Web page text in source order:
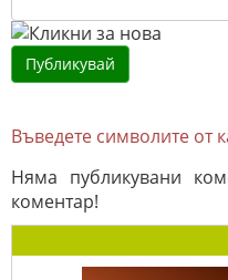
Въведете символите от
Няма публикувани
коментар!